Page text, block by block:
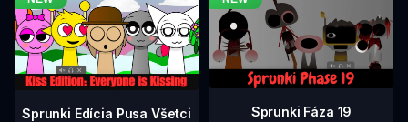
Sprunki Edícia Pusa Všetci
Sprunki Fáza 19